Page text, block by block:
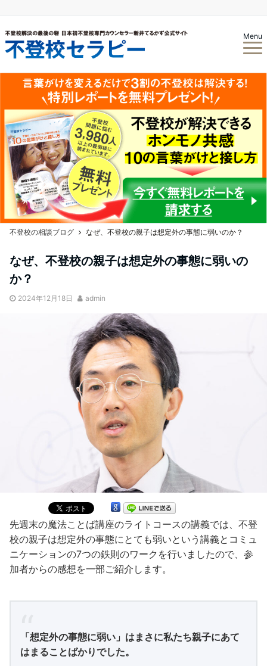
Menu
不登校の相談ブログ なぜ、不登校の親子は想定外の事態に弱いのか？
なぜ、不登校の親子は想定外の事態に弱いの
か？
2024年12月18日 admin
先週末の魔法ことば講座のライトコースの講義では、不登
校の親子は想定外の事態にとても弱いという講義とコミュ
ニケーションの7つの鉄則のワークを行いましたので、参
加者からの感想を一部ご紹介します。
「想定外の事態に弱い」はまさに私たち親子にあて
はまることばかりでした。